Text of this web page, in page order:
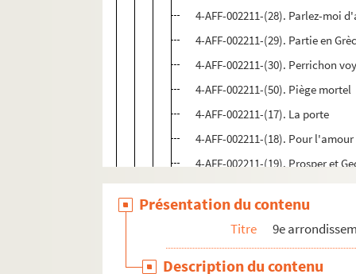
4-AFF-002211-(28). Parlez-moi
4-AFF-002211-(29). Partie en
4-AFF-002211-(30). Perrichon
4-AFF-002211-(50). Piège mortel
4-AFF-002211-(17). La porte
4-AFF-002211-(18). Pour
4-AFF-002211-(19). Prosper et
4-AFF-002211-(51). Le Secret de
4-AFF-002211-(23). Tempête
4-AFF-002211-(20). Les trente-
Présentation du contenu
Titre 9e
Description du contenu